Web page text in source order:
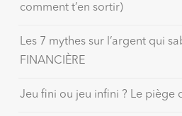
comment t’en sortir)
Les 7 mythes sur l’argent qui
FINANCIÈRE
Jeu fini ou jeu infini ? Le piège